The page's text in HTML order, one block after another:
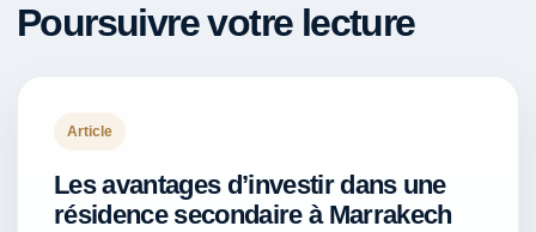
Poursuivre votre lecture
Article
Les avantages d’investir dans une
résidence secondaire à Marrakech